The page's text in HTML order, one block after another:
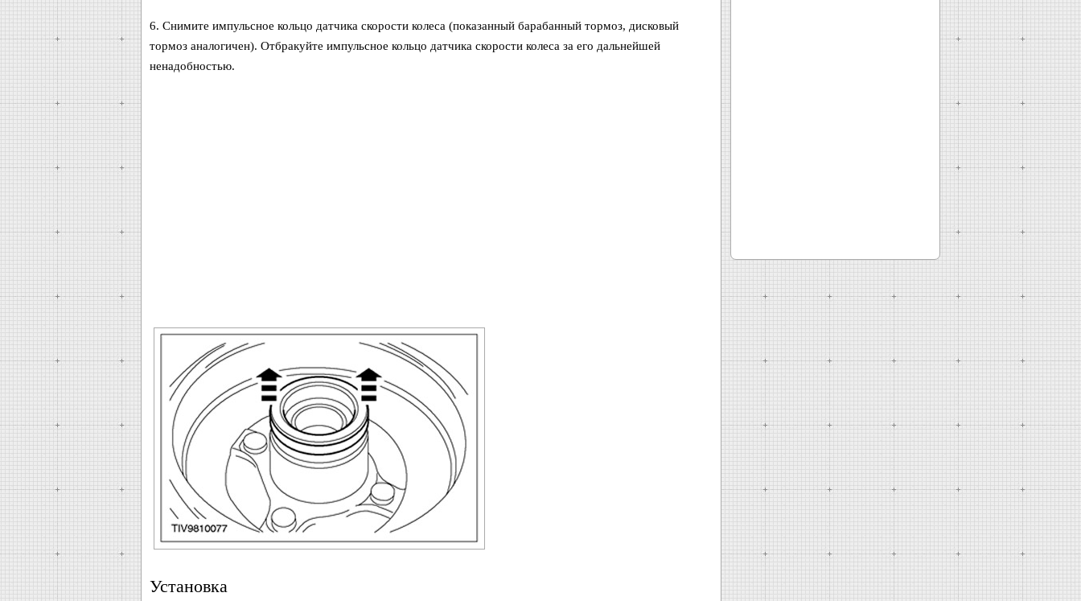
6. Снимите импульсное кольцо датчика скорости колеса (показанный барабанный тормоз, дисковый
тормоз аналогичен). Отбракуйте импульсное кольцо датчика скорости колеса за его дальнейшей
ненадобностью.
Установка